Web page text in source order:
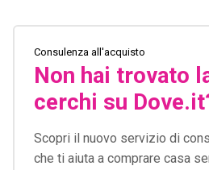
Consulenza all'acquisto
Non hai trovato
cerchi su
Scopri il nuovo servizio di
che ti aiuta a comprare casa